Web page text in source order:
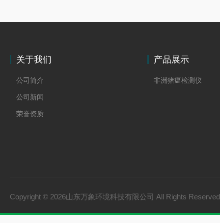
关于我们
公司简介
公司新闻
荣誉资质
产品展示
非洲猪瘟检测仪
Copyright © 2026山东万象环境科技有限公司 All Rights